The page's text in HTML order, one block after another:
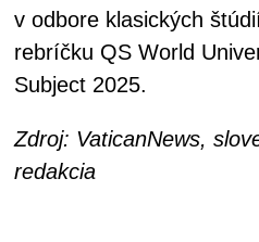
v odbore klasických
rebríčku QS World
Subject 2025.
Zdroj: VaticanNews,
redakcia